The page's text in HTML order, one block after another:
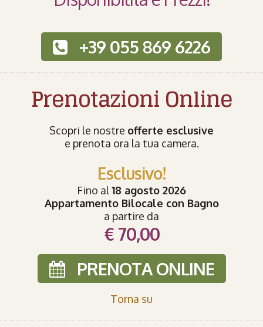
+39 055 869 6226
Prenotazioni Online
Scopri le nostre offerte esclusive
e prenota ora la tua camera.
Esclusivo!
Fino al18 agosto 2026
Appartamento Bilocale con Bagno
a partire da
€ 70,00
PRENOTA ONLINE
Torna su